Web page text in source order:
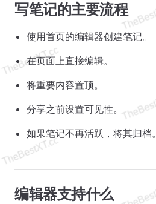
写笔记的主要流程
使用首页的编辑器创建笔记。
在页面上直接编辑。
将重要内容置顶。
分享之前设置可见性。
如果笔记不再活跃，将其归档。
编辑器支持什么